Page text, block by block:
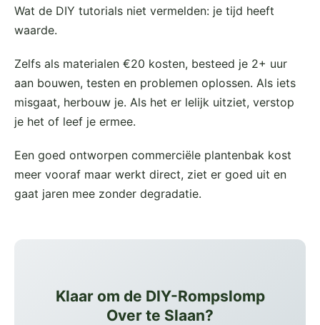
Wat de DIY tutorials niet vermelden: je tijd heeft
waarde.
Zelfs als materialen €20 kosten, besteed je 2+ uur
aan bouwen, testen en problemen oplossen. Als iets
misgaat, herbouw je. Als het er lelijk uitziet, verstop
je het of leef je ermee.
Een goed ontworpen commerciële plantenbak kost
meer vooraf maar werkt direct, ziet er goed uit en
gaat jaren mee zonder degradatie.
Klaar om de DIY-Rompslomp
Over te Slaan?